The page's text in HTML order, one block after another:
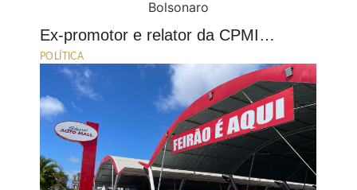
Ex-promotor e relator da CPMI…
POLÍTICA